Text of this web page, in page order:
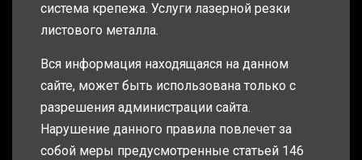
система крепежа. Услуги лазерной резки
листового металла.
Вся информация находящаяся на данном
сайте, может быть использована только с
разрешения администрации сайта.
Нарушение данного правила повлечет за
собой меры предусмотренные статьей 146